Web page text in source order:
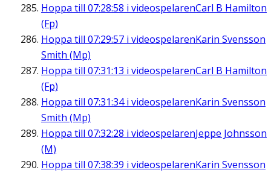
Hoppa till 07:28:58 i videospelarenCarl B Hamilton
(Fp)
Hoppa till 07:29:57 i videospelarenKarin Svensson
Smith (Mp)
Hoppa till 07:31:13 i videospelarenCarl B Hamilton
(Fp)
Hoppa till 07:31:34i videospelarenKarin Svensson
Smith (Mp)
Hoppa till 07:32:28 i videospelarenJeppe Johnsson
(M)
Hoppa till 07:38:39 i videospelarenKarin Svensson